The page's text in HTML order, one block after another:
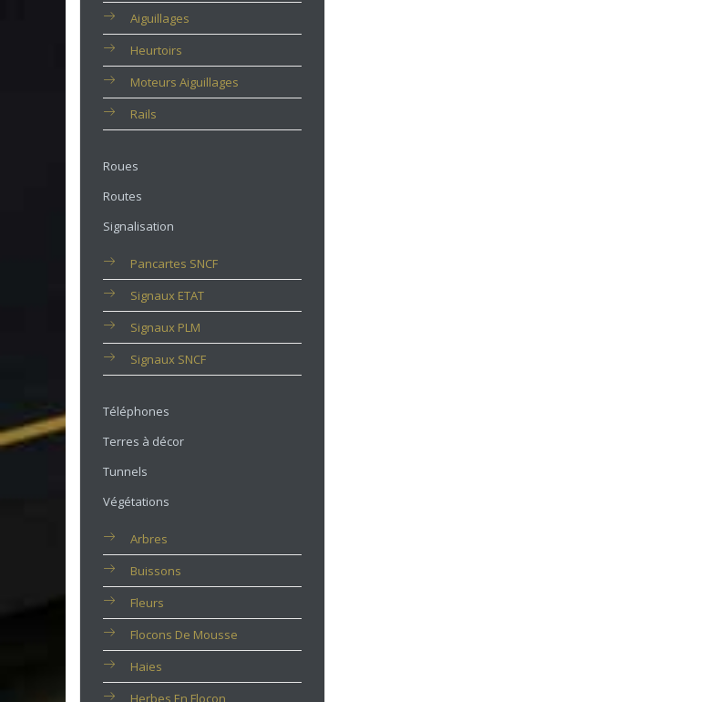
Aiguillages
Heurtoirs
Moteurs Aiguillages
Rails
Roues
Routes
Signalisation
Pancartes SNCF
Signaux ETAT
Signaux PLM
Signaux SNCF
Téléphones
Terres à décor
Tunnels
Végétations
Arbres
Buissons
Fleurs
Flocons De Mousse
Haies
Herbes En Flocon